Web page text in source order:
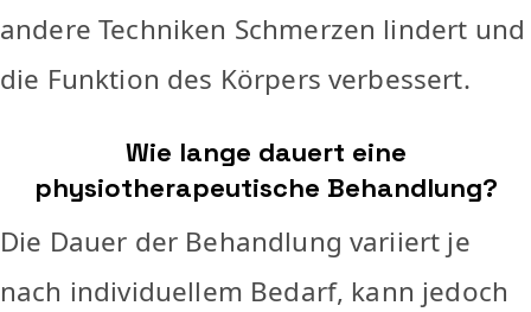
andere Techniken Schmerzen lindert und
die Funktion des Körpers verbessert.
Wie lange dauert eine
physiotherapeutische Behandlung?
Die Dauer der Behandlung variiert je
nach individuellem Bedarf, kann jedoch